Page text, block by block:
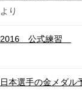
より
2016 公式練習
本選手の金メダル